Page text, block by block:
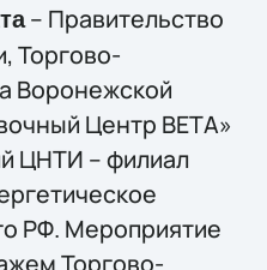
– Правительство
Торгово-
Воронежской
Центр ВЕТА»
ЦНТИ – филиал
РФ. Мероприятие
Торгово-